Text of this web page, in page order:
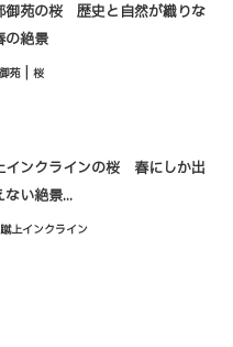
御苑の桜 歴史と自然が織りな
の絶景
苑 | 桜
インクラインの桜 春にしか出
ない絶景...
蹴上インクライン